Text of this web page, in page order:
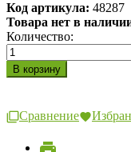
Код артикула: 48287
Товара нет в
Количество:
Сравнение